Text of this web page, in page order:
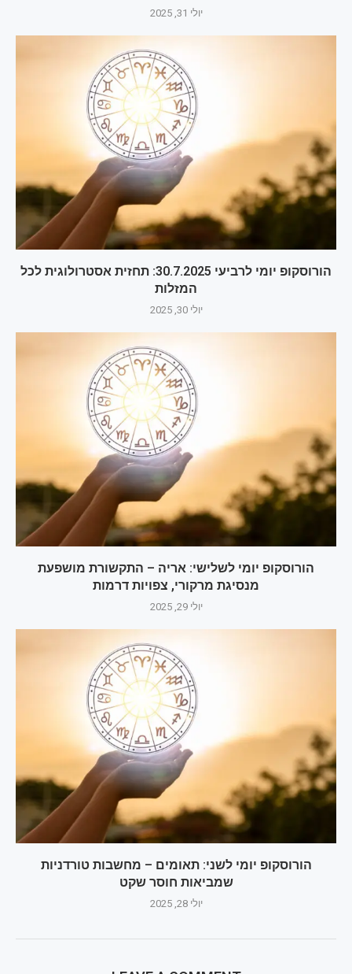
יולי 31, 2025
הורוסקופ יומי לרביעי 30.7.2025: תחזית אסטרולוגית לכל
המזלות
יולי 30, 2025
הורוסקופ יומי לשלישי: אריה – התקשורת מושפעת
מנסיגת מרקורי, צפויות דרמות
יולי 29, 2025
הורוסקופ יומי לשני: תאומים – מחשבות טורדניות
שמביאות חוסר שקט
יולי 28, 2025